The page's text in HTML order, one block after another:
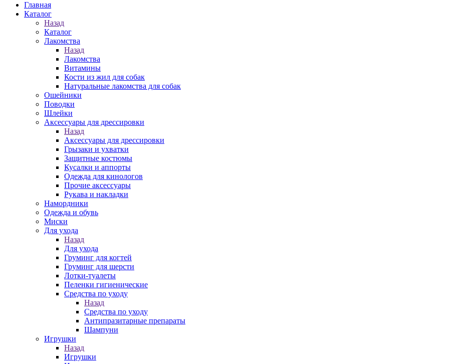
Главная
Каталог
Назад
Каталог
Лакомства
Назад
Лакомства
Витамины
Кости из жил для собак
Натуральные лакомства для собак
Ошейники
Поводки
Шлейки
Аксессуары для дрессировки
Назад
Аксессуары для дрессировки
Грызаки и ухватки
Защитные костюмы
Кусалки и аппорты
Одежда для кинологов
Прочие аксессуары
Рукава и накладки
Намордники
Одежда и обувь
Миски
Для ухода
Назад
Для ухода
Груминг для когтей
Груминг для шерсти
Лотки-туалеты
Пеленки гигиенические
Средства по уходу
Назад
Средства по уходу
Антипразитарные препараты
Шампуни
Игрушки
Назад
Игрушки